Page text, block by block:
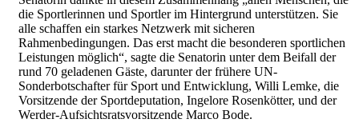
die Sportlerinnen und Sportler im Hintergrund unterstützen. Sie
alle schaffen ein starkes Netzwerk mit sicheren
Rahmenbedingungen. Das erst macht die besonderen sportlichen
Leistungen möglich“, sagte die Senatorin unter dem Beifall der
rund 70 geladenen Gäste, darunter der frühere UN-
Sonderbotschafter für Sport und Entwicklung, Willi Lemke, die
Vorsitzende der Sportdeputation, Ingelore Rosenkötter, und der
Werder-Aufsichtsratsvorsitzende Marco Bode.